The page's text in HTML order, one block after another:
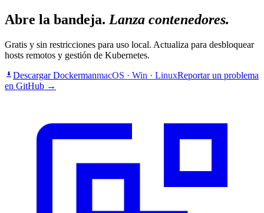
Abre la bandeja. Lanza contenedores.
Gratis y sin restricciones para uso local. Actualiza para desbloquear
hosts remotos y gestión de Kubernetes.
Descargar DockermanmacOS · Win · LinuxReportar un problema
en GitHub →